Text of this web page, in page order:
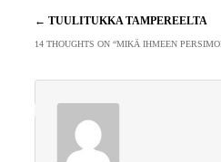
Artikkelien
selaus
← TUULITUKKA TAMPEREELTA
14 THOUGHTS ON “MIKÄ IHMEEN